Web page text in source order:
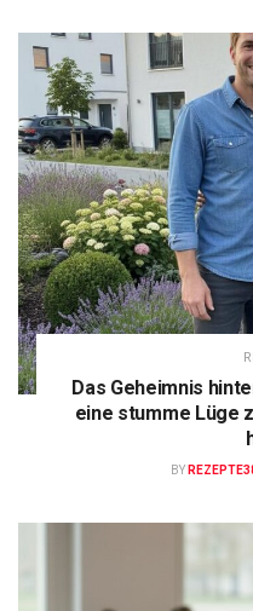
Das Geheimnis
eine stumme Lüge
BY